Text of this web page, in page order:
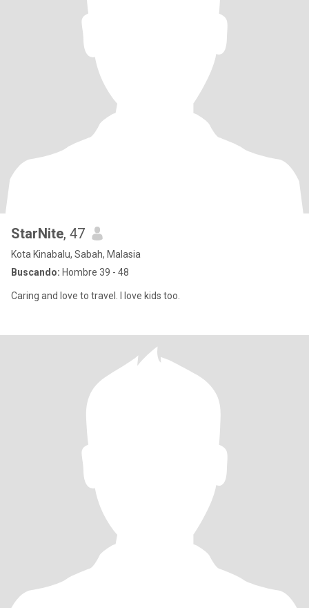
StarNite, 47
Kota Kinabalu, Sabah, Malasia
Buscando: Hombre 39 - 48
Caring and love to travel. I love kids too.